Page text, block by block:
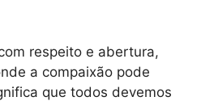
respeito e abertura,
a compaixão pode
que todos devemos